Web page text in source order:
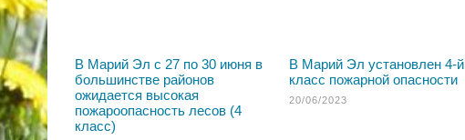
В Марий Эл с 27 по 30 июня в
большинстве районов
ожидается высокая
пожароопасность лесов (4
класс)
В Марий Эл установлен 4-й
класс пожарной опасности
20/06/2023